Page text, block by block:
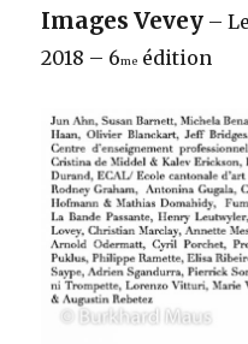
Images Vevey –
2018 – 6me édition